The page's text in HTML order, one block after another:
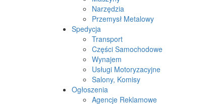
Narzędzia
Przemysł Metalowy
Spedycja
Transport
Części Samochodowe
Wynajem
Usługi Motoryzacyjne
Salony, Komisy
Ogłoszenia
Agencje Reklamowe